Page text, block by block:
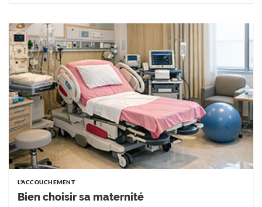
L'ACCOUCHEMENT
Bien choisir sa maternité